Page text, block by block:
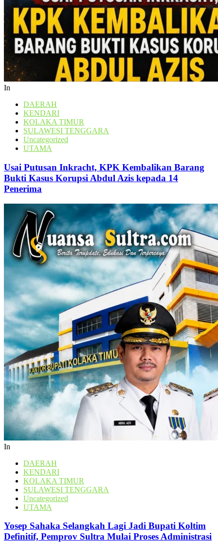
In
DAERAH
KENDARI
KOLAKA TIMUR
SULAWESI TENGGARA
Uncategorized
UTAMA
Usai Putusan Inkracht, KPK Kembalikan Barang
Bukti Kasus Korupsi Abdul Azis kepada 14
Penerima
In
DAERAH
KENDARI
KOLAKA TIMUR
SULAWESI TENGGARA
Uncategorized
UTAMA
Yosep Sahaka Selangkah Lagi Jadi Bupati Koltim
Definitif, Pemprov Sultra Mulai Proses Administrasi